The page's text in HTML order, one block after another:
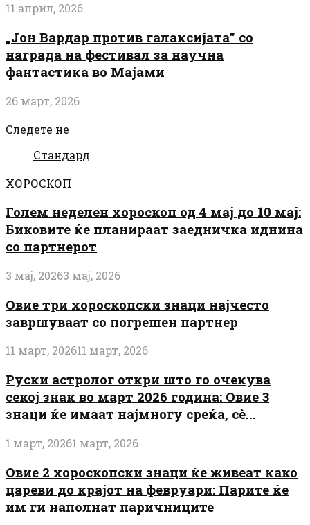
11 април, 2026
„Јон Вардар против галаксијата” со
награда на фестивал за научна
фантастика во Мајами
26 март, 2026
Следете не
Стандард
ХОРОСКОП
Голем неделен хороскоп од 4 мај до 10 мај:
Биковите ќе планираат заедничка иднина
со партнерот
3 мај, 20263 мај, 2026
Овие три хороскопски знаци најчесто
завршуваат со погрешен партнер
11 март, 202611 март, 2026
Руски астролог откри што го очекува
секој знак во март 2026 година: Овие 3
знаци ќе имаат најмногу среќа, сè...
1 март, 20261 март, 2026
Овие 2 хороскопски знаци ќе живеат како
цареви до крајот на февруари: Парите ќе
им ги наполнат паричниците